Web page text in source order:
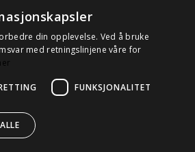
arrangementer
Digitalt arrangement
Ressurser
din opplevelse. Ved å bruke
med retningslinjene våre for
FUNKSJONALITET